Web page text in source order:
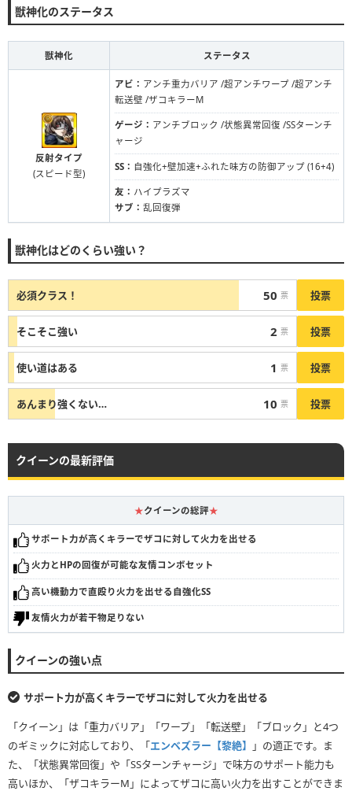
獣神化のステータス
獣神化 ステータス
反射タイプ
(スピード型)
アビ： アンチ重力バリア /超アンチワープ /超アンチ
転送壁 /ザコキラーM
ゲージ： アンチブロック /状態異常回復 /SSターンチ
ャージ
SS： 自強化+壁加速+ふれた味方の防御アップ (16+4)
友： ハイプラズマ
サブ： 乱回復弾
獣神化はどのくらい強い？
必須クラス！ 50 票 投票
そこそこ強い 2 票 投票
使い道はある 1 票 投票
あんまり強くない… 10 票 投票
クイーンの最新評価
★クイーンの総評★
サポート力が高くキラーでザコに対して火力を出せる
火力とHPの回復が可能な友情コンボセット
高い機動力で直殴り火力を出せる自強化SS
友情火力が若干物足りない
クイーンの強い点
サポート力が高くキラーでザコに対して火力を出せる
「クイーン」は「重力バリア」「ワープ」「転送壁」「ブロック」と4つ
のギミックに対応しており、「エンベズラー【黎絶】
」の適正です。ま
た、「状態異常回復」や「SSターンチャージ」で味方のサポート能力も
高いほか、「ザコキラーM」によってザコに高い火力を出すことができま